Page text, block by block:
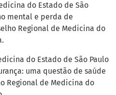
do Estado de São
mental e perda de
Regional de Medicina do
do Estado de São Paulo
uma questão de saúde
Regional de Medicina do